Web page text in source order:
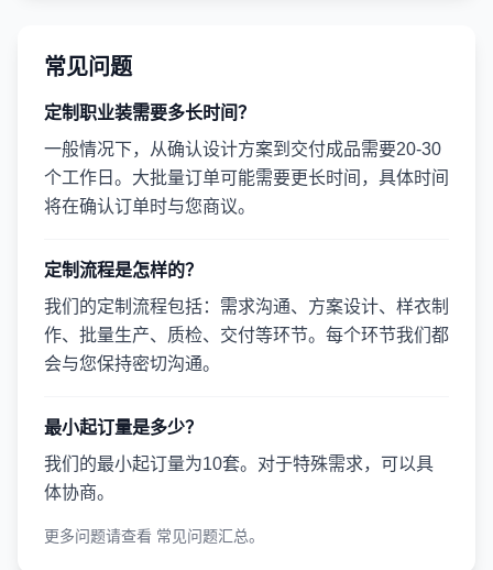
常见问题
定制职业装需要多长时间？
一般情况下，从确认设计方案到交付成品需要20-30
个工作日。大批量订单可能需要更长时间，具体时间
将在确认订单时与您商议。
定制流程是怎样的？
我们的定制流程包括：需求沟通、方案设计、样衣制
作、批量生产、质检、交付等环节。每个环节我们都
会与您保持密切沟通。
最小起订量是多少？
我们的最小起订量为10套。对于特殊需求，可以具
体协商。
更多问题请查看 常见问题汇总。